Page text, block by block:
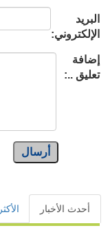
البريد
الإلكتروني:
إضافة
تعليق ..:
أرسال
أحدث الأخبار